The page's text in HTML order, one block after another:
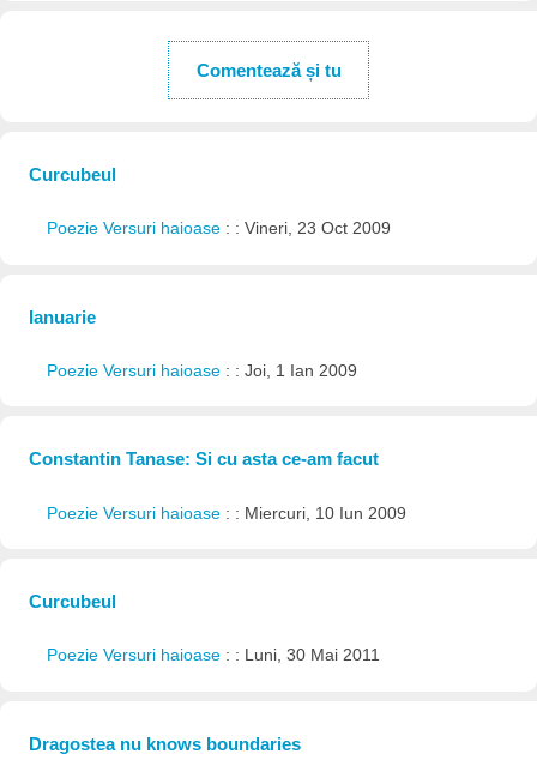
Comentează și tu
Curcubeul
Poezie Versuri haioase : : Vineri, 23 Oct 2009
Ianuarie
Poezie Versuri haioase : : Joi, 1 Ian 2009
Constantin Tanase: Si cu asta ce-am facut
Poezie Versuri haioase : : Miercuri, 10 Iun 2009
Curcubeul
Poezie Versuri haioase : : Luni, 30 Mai 2011
Dragostea nu knows boundaries